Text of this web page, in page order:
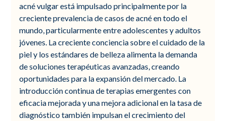
acné vulgar está impulsado principalmente por la
creciente prevalencia de casos de acné en todo el
mundo, particularmente entre adolescentes y adultos
jóvenes. La creciente conciencia sobre el cuidado de la
piel y los estándares de belleza alimenta la demanda
de soluciones terapéuticas avanzadas, creando
oportunidades para la expansión del mercado. La
introducción continua de terapias emergentes con
eficacia mejorada y una mejora adicional en la tasa de
diagnóstico también impulsan el crecimiento del